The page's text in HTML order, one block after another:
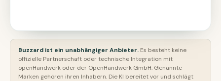
Buzzard ist ein unabhängiger Anbieter. Es besteht keine
offizielle Partnerschaft oder technische Integration mit
openHandwerk oder der OpenHandwerk GmbH. Genannte
Marken gehören ihren Inhabern. Die KI bereitet vor und schlägt